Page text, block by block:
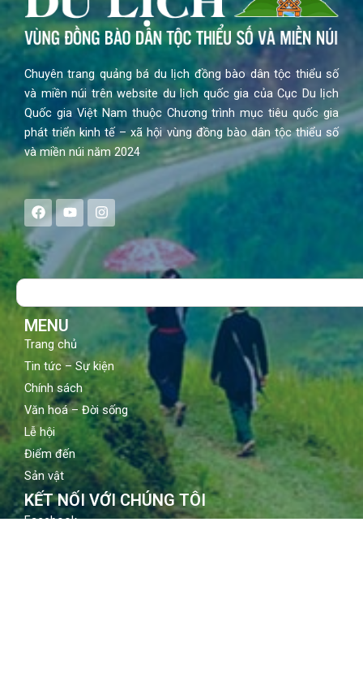
Chuyên trang quảng bá du lịch đồng bào dân tộc thiểu số
và miền núi trên website du lịch quốc gia của Cục Du lịch
Quốc gia Việt Nam thuộc Chương trình mục tiêu quốc gia
phát triển kinh tế – xã hội vùng đồng bào dân tộc thiểu số
và miền núi năm 2024
F
a
c
e
b
o
Y
o
u
t
u
b
I
n
s
a
g
Search
MENU
Trang chủ
Tin tức – Sự kiện
Chính sách
Văn hoá – Đời sống
Lễ hội
Điểm đến
Sản vật
KẾT NỐI VỚI CHÚNG TÔI
Facebook